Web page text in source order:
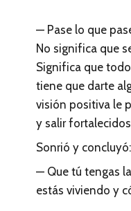
— Pase lo que
No significa que
Significa que
tiene que darte
visión positiva le
y salir
Sonrió y concluyó:
— Que tú tengas
estás viviendo y